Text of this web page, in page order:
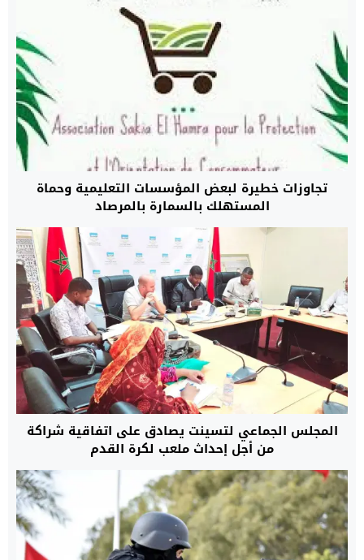
تجاوزات خطيرة لبعض المؤسسات التعليمية وحماة
المستهلك بالسمارة بالمرصاد
المجلس الجماعي لتسينت يصادق على اتفاقية شراكة
من أجل إحداث ملعب لكرة القدم